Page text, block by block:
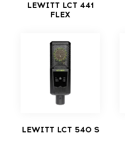
LEWITT LCT 441
FLEX
LEWITT LCT 540 S